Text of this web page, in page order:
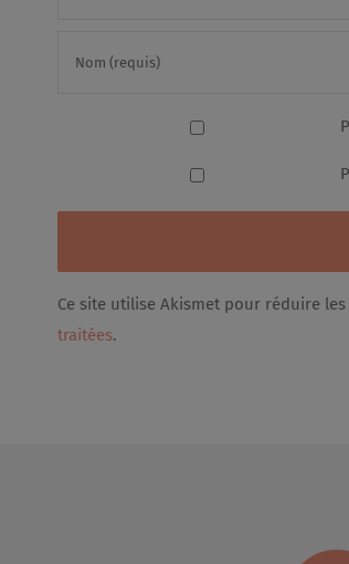
Ce site utilise Akismet pour réduire
traitées.